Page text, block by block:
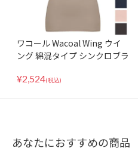
ワコール Wacoal Wing ウイ
ング 綿混タイプ シンクロブラ
きインナー ET1132
¥2,524(税込)
あなたにおすすめの商品